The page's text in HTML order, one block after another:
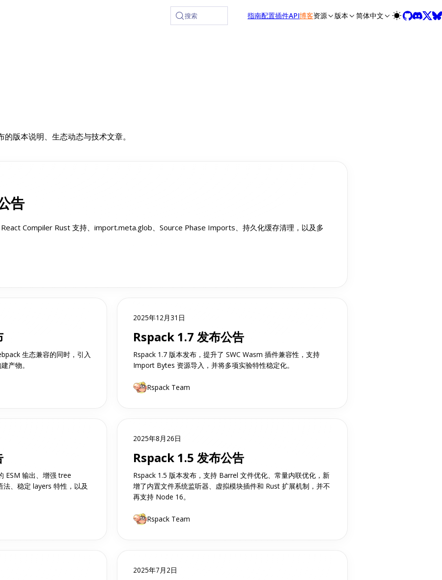
at /zh/llms.txt, the full documentation bundle is available at /zh/llms-full.txt, and this page is available as Markdown at
搜索 指南配置插件API博客资源 版本 简体中文
的版本说明、生态动态与技术文章。
告
Compiler Rust 支持、import.meta.glob、Source Phase Imports、持久化缓存清理，以及多
生态兼容的同时，引入
产物。
2025年12月31日
Rspack 1.7 发布公告
Rspack 1.7 版本发布，提升了 SWC Wasm 插件兼容性，支持
Import Bytes 资源导入，并将多项实验特性稳定化。
Rspack Team
ESM 输出、增强 tree
、稳定 layers 特性，以及
2025年8月26日
Rspack 1.5 发布公告
Rspack 1.5 版本发布，支持 Barrel 文件优化、常量内联优化，新
增了内置文件系统监听器、虚拟模块插件和 Rust 扩展机制，并不
再支持 Node 16。
Rspack Team
2025年7月2日